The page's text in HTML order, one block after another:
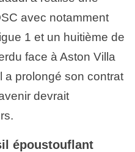
avec notamment
1 et un huitième de
face à Aston Villa
a prolongé son contrat
devrait
époustouflant